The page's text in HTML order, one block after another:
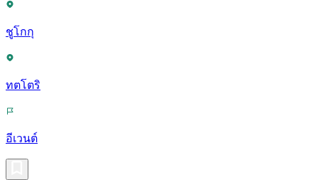
ชูโกกุ
ทตโตริ
อีเวนต์